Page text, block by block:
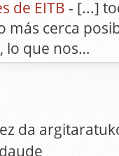
de EITB - [...]
más cerca
lo que nos…
da